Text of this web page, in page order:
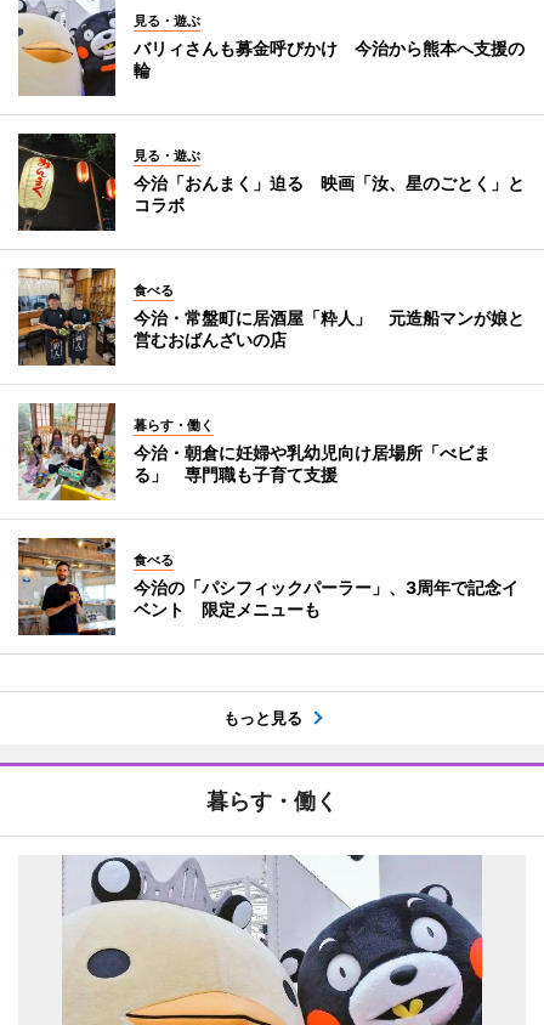
見る・遊ぶ
バリィさんも募金呼びかけ 今治から熊本へ支援の
輪
見る・遊ぶ
今治「おんまく」迫る 映画「汝、星のごとく」と
コラボ
食べる
今治・常盤町に居酒屋「粋人」 元造船マンが娘と
営むおばんざいの店
暮らす・働く
今治・朝倉に妊婦や乳幼児向け居場所「べビま
る」 専門職も子育て支援
食べる
今治の「パシフィックパーラー」、3周年で記念イ
ベント 限定メニューも
もっと見る
暮らす・働く